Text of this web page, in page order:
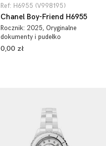
Ref: H6955 (V998195)
Chanel Boy-Friend H6955
Rocznik: 2025, Oryginalne
dokumenty i pudełko
0,00 zł